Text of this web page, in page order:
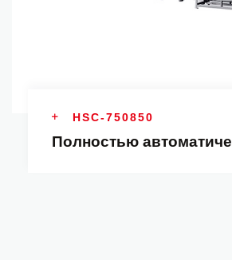
HSC-750850
Полностью автоматиче